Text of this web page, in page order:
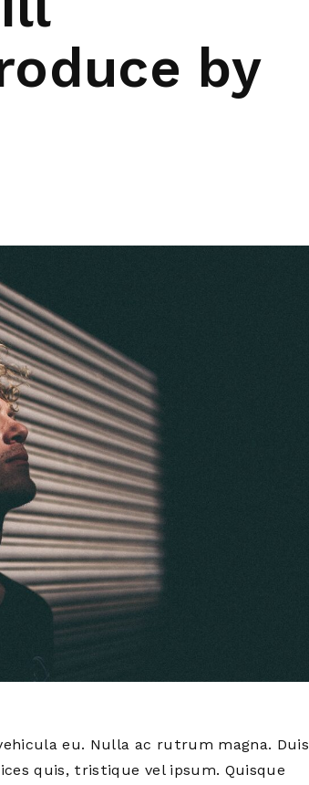
by
eu. Nulla ac rutrum magna. Duis
quis, tristique vel ipsum. Quisque